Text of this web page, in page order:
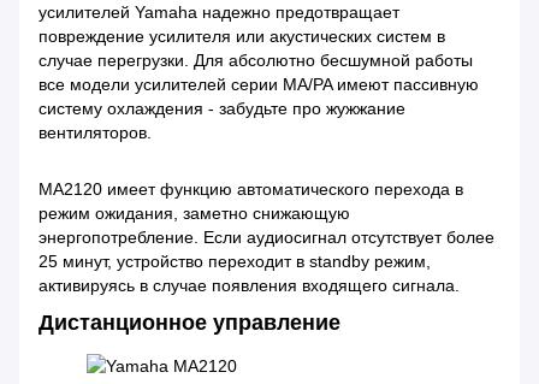
усилителей Yamaha надежно предотвращает
повреждение усилителя или акустических систем в
случае перегрузки. Для абсолютно бесшумной работы
все модели усилителей серии MA/PA имеют пассивную
систему охлаждения - забудьте про жужжание
вентиляторов.
MA2120 имеет функцию автоматического перехода в
режим ожидания, заметно снижающую
энергопотребление. Если аудиосигнал отсутствует более
25 минут, устройство переходит в standby режим,
активируясь в случае появления входящего сигнала.
Дистанционное управление